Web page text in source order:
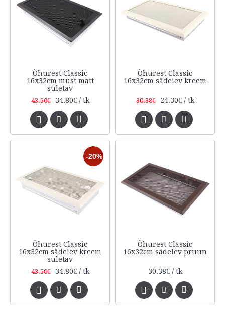
Õhurest Classic
16x32cm must matt
suletav
43.50€ 34.80€ / tk
Õhurest Classic
16x32cm sädelev kreem
30.38€ 24.30€ / tk
-20%
Õhurest Classic
16x32cm sädelev kreem
suletav
43.50€ 34.80€ / tk
Õhurest Classic
16x32cm sädelev pruun
30.38€ / tk